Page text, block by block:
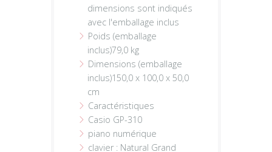
dimensions sont indiqués
avec l'emballage inclus
Poids (emballage
inclus)79,0 kg
Dimensions (emballage
inclus)150,0 x 100,0 x 50,0
cm
Caractéristiques
Casio GP-310
piano numérique
clavier : Natural Grand